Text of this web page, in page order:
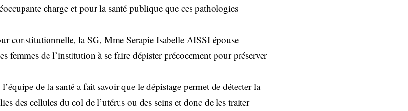
charge et pour la santé publique que ces pathologies
constitutionnelle, la SG, Mme Serapie Isabelle AISSI épouse
femmes de l’institution à se faire dépister précocement pour préserver
de la santé a fait savoir que le dépistage permet de détecter la
des cellules du col de l’utérus ou des seins et donc de les traiter